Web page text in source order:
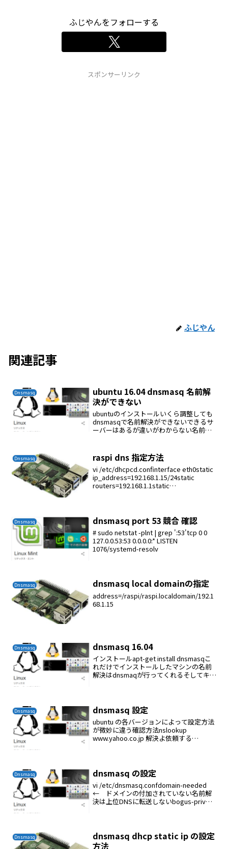
ふじやんをフォローする
スポンサーリンク
ふじやん
関連記事
Dnsmasq
ubuntu 16.04 dnsmasq 名前解
決ができない
ubuntuのインストールいくら調整しても
dnsmasqで名前解決ができないできるサ
ーバーはあるが違いがわからない名前解
Dnsmasq raspi dns 指定方法
vi /etc/dhcpcd.confinterface eth0static
ip_address=192.168.1.15/24static
routers=192.168.1.1static
Dnsmasq dnsmasq port 53 競合 確認
# sudo netstat -plnt | grep ':53'tcp 0 0
127.0.0.53:53 0.0.0.0:* LISTEN
1076/systemd-resolv
Dnsmasq dnsmasq local domainの指定
address=/raspi/raspi.localdomain/192.1
68.1.15
Dnsmasq dnsmasq 16.04
インストールapt-get install dnsmasqこ
れだけでインストールしたマシンの名前
解決はdnsmaqが行ってくれるそしてキャ
Dnsmasq dnsmasq 設定
ubuntu の各バージョンによって設定方法
が微妙に違う確認方法nslookup
www.yahoo.co.jp 解決よ依頼する
Dnsmasq dnsmasq の設定
vi /etc/dnsmasq.confdomain-needed
← ドメインの付加されていない名前解
決は上位DNSに転送しないbogus-priv
Dnsmasq
dnsmasq dhcp static ip の設定
方法